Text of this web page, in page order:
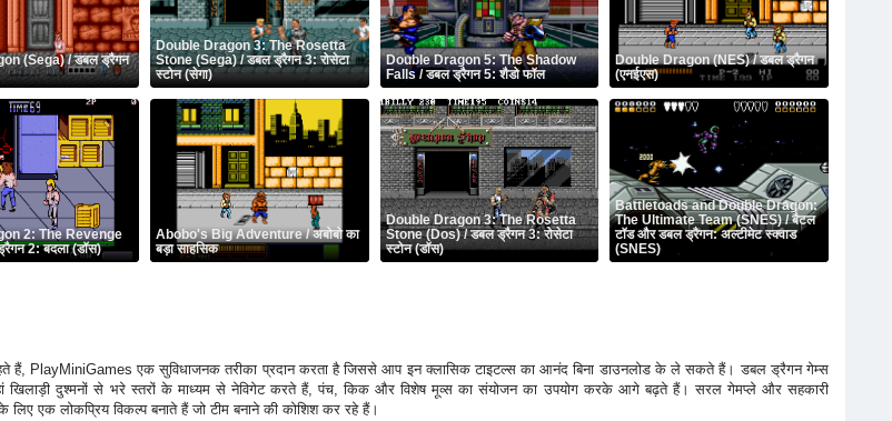
(Sega) / डबल ड्रैगन
Double Dragon 3: The Rosetta
Stone (Sega) / डबल ड्रैगन 3: रोसेटा
स्टोन (सेगा)
Double Dragon 5: The Shadow
Falls / डबल ड्रैगन 5: शैडो फॉल
Double Dragon (NES) / डबल ड्रैगन
(एनईएस)
2: The Revenge
2: बदला (डॉस)
Abobo's Big Adventure / अबोबो का
बड़ा साहसिक
Double Dragon 3: The Rosetta
Stone (Dos) / डबल ड्रैगन 3: रोसेटा
स्टोन (डॉस)
Battletoads and Double Dragon:
The Ultimate Team (SNES) / बैटल
टॉड और डबल ड्रैगन: अल्टीमेट स्क्वाड
(SNES)
हैं, PlayMiniGames एक सुविधाजनक तरीका प्रदान करता है जिससे आप इन क्लासिक टाइटल्स का आनंद बिना डाउनलोड के ले सकते हैं। डबल ड्रैगन गेम्स
खिलाड़ी दुश्मनों से भरे स्तरों के माध्यम से नेविगेट करते हैं, पंच, किक और विशेष मूव्स का संयोजन का उपयोग करके आगे बढ़ते हैं। सरल गेमप्ले और सहकारी
एक लोकप्रिय विकल्प बनाते हैं जो टीम बनाने की कोशिश कर रहे हैं।